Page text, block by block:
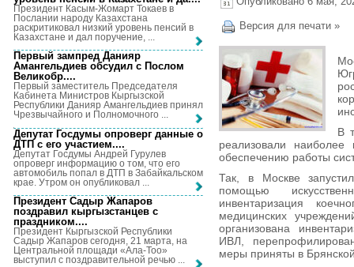
Версия для печати »
В
реализовали
обеспечению работы
Так, в Москве
помощью
инвентаризация
медицинских
организована
ИВЛ,
меры приняты в
Президент Касым-Жомарт Токаев в
Послании народу Казахстана
раскритиковал низкий уровень пенсий в
Казахстане и дал поручение, ...
Первый зампред Данияр
Амангельдиев обсудил с Послом
Великобр....
Первый заместитель Председателя
Кабинета Министров Кыргызской
Республики Данияр Амангельдиев принял
Чрезвычайного и Полномочного ...
Депутат Госдумы опроверг данные о
ДТП с его участием....
Депутат Госдумы Андрей Гурулев
опроверг информацию о том, что его
автомобиль попал в ДТП в Забайкальском
крае. Утром он опубликовал ...
Президент Садыр Жапаров
поздравил кыргызстанцев с
праздником....
Президент Кыргызской Республики
Садыр Жапаров сегодня, 21 марта, на
Центральной площади «Ала-Тоо»
выступил с поздравительной речью ...